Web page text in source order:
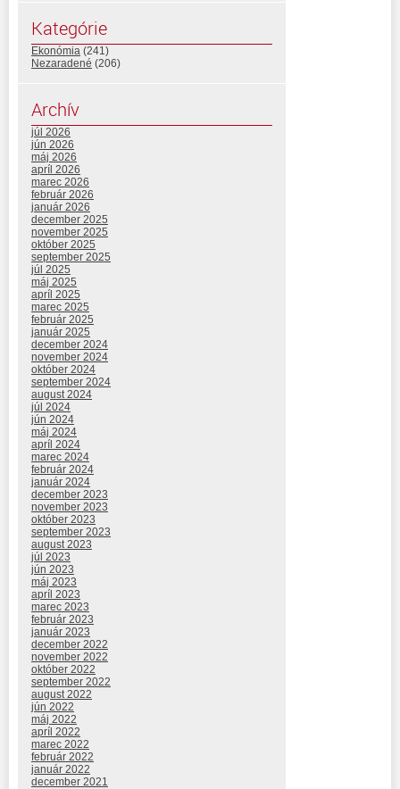
Kategórie
Ekonómia (241)
Nezaradené (206)
Archív
júl 2026
jún 2026
máj 2026
apríl 2026
marec 2026
február 2026
január 2026
december 2025
november 2025
október 2025
september 2025
júl 2025
máj 2025
apríl 2025
marec 2025
február 2025
január 2025
december 2024
november 2024
október 2024
september 2024
august 2024
júl 2024
jún 2024
máj 2024
apríl 2024
marec 2024
február 2024
január 2024
december 2023
november 2023
október 2023
september 2023
august 2023
júl 2023
jún 2023
máj 2023
apríl 2023
marec 2023
február 2023
január 2023
december 2022
november 2022
október 2022
september 2022
august 2022
jún 2022
máj 2022
apríl 2022
marec 2022
február 2022
január 2022
december 2021